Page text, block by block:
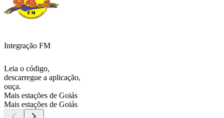
Integração FM
Leia o código,
descarregue a aplicação,
ouça.
Mais estações de Goiás
Mais estações de Goiás